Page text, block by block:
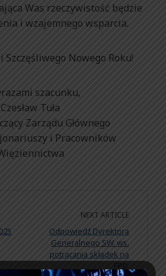
Was rzeczywistość będzie
i wzajemnego wsparcia.
Szczęśliwego Nowego Roku!
szacunku,
Czesław Tuła
Zarządu Głównego
i Pracowników
NEXT ARTICLE
Odpowiedź Dyrektora
Generalnego SW. ws.
potrącania składek na
FPD.